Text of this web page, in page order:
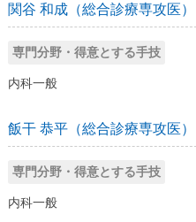
関谷 和成（総合診療専攻医）
専門分野・得意とする手技
内科一般
飯干 恭平（総合診療専攻医）
専門分野・得意とする手技
内科一般